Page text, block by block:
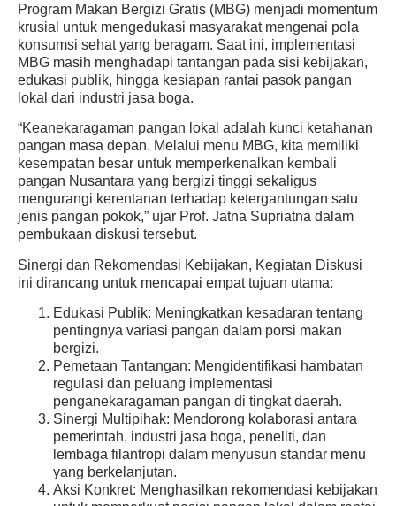
Program Makan Bergizi Gratis (MBG) menjadi momentum
krusial untuk mengedukasi masyarakat mengenai pola
konsumsi sehat yang beragam. Saat ini, implementasi
MBG masih menghadapi tantangan pada sisi kebijakan,
edukasi publik, hingga kesiapan rantai pasok pangan
lokal dari industri jasa boga.
“Keanekaragaman pangan lokal adalah kunci ketahanan
pangan masa depan. Melalui menu MBG, kita memiliki
kesempatan besar untuk memperkenalkan kembali
pangan Nusantara yang bergizi tinggi sekaligus
mengurangi kerentanan terhadap ketergantungan satu
jenis pangan pokok,” ujar Prof. Jatna Supriatna dalam
pembukaan diskusi tersebut.
Sinergi dan Rekomendasi Kebijakan, Kegiatan Diskusi
ini dirancang untuk mencapai empat tujuan utama:
Edukasi Publik: Meningkatkan kesadaran tentang
pentingnya variasi pangan dalam porsi makan
bergizi.
Pemetaan Tantangan: Mengidentifikasi hambatan
regulasi dan peluang implementasi
penganekaragaman pangan di tingkat daerah.
Sinergi Multipihak: Mendorong kolaborasi antara
pemerintah, industri jasa boga, peneliti, dan
lembaga filantropi dalam menyusun standar menu
yang berkelanjutan.
Aksi Konkret: Menghasilkan rekomendasi kebijakan